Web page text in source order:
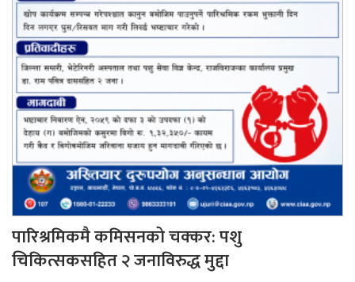
पारिश्रमिकमै कमिसनको चक्कर: पशु
चिकित्सकसहित २ जनाविरुद्ध मुद्दा